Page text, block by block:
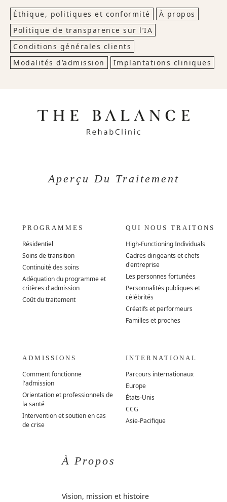
Éthique, politiques et conformité
À propos
Politique de transparence sur l’IA
Conditions générales clients
Modalités d’admission
Implantations cliniques
Aperçu Du Traitement
PROGRAMMES
Résidentiel
Soins de transition
Continuité des soins
Adéquation du programme et
critères d'admission
Coût du traitement
QUI NOUS TRAITONS
High-Functioning Individuals
Cadres dirigeants et chefs
d'entreprise
Les personnes fortunées
Personnalités publiques et
célébrités
Créatifs et performeurs
Familles et proches
ADMISSIONS
Comment fonctionne
l'admission
Orientation et professionnels de
la santé
Intervention et soutien en cas
de crise
INTERNATIONAL
Parcours internationaux
Europe
États-Unis
CCG
Asie-Pacifique
À Propos
Vision, mission et histoire